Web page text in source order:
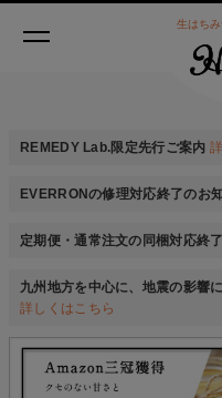
生はちみ
REMEDY Lab.限定先行ご案内
EVERRONの修理対応終了のお
定期便・通常注文の同梱対応終
九州地方を中心に、地震の影響
詳しくはこちら